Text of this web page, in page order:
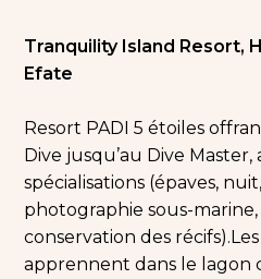
Tranquility Island Resort,
Efate
Resort PADI 5 étoiles
Dive jusqu’au Dive
spécialisations (épaves,
photographie sous-
conservation des récifs).
apprennent dans le lagon